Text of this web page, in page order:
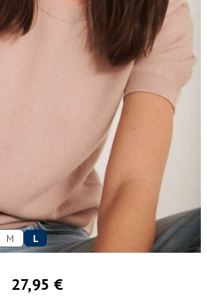
M L
27,95 €